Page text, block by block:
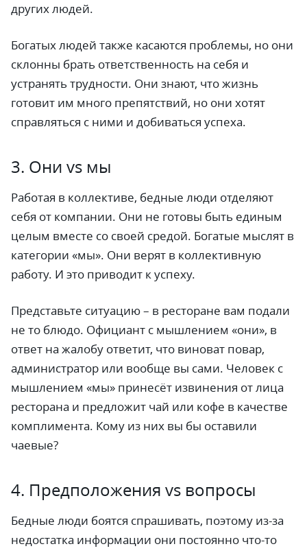
других людей.
Богатых людей также касаются проблемы, но они
склонны брать ответственность на себя и
устранять трудности. Они знают, что жизнь
готовит им много препятствий, но они хотят
справляться с ними и добиваться успеха.
3. Они vs мы
Работая в коллективе, бедные люди отделяют
себя от компании. Они не готовы быть единым
целым вместе со своей средой. Богатые мыслят в
категории «мы». Они верят в коллективную
работу. И это приводит к успеху.
Представьте ситуацию – в ресторане вам подали
не то блюдо. Официант c мышлением «они», в
ответ на жалобу ответит, что виноват повар,
администратор или вообще вы сами. Человек с
мышлением «мы» принесёт извинения от лица
ресторана и предложит чай или кофе в качестве
комплимента. Кому из них вы бы оставили
чаевые?
4. Предположения vs вопросы
Бедные люди боятся спрашивать, поэтому из-за
недостатка информации они постоянно что-то